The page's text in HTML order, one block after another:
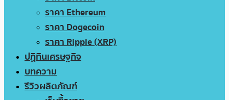
ราคา Ethereum
ราคา Dogecoin
ราคา Ripple (XRP)
ปฏิทินเศรษฐกิจ
บทความ
รีวิวผลิตภัณฑ์